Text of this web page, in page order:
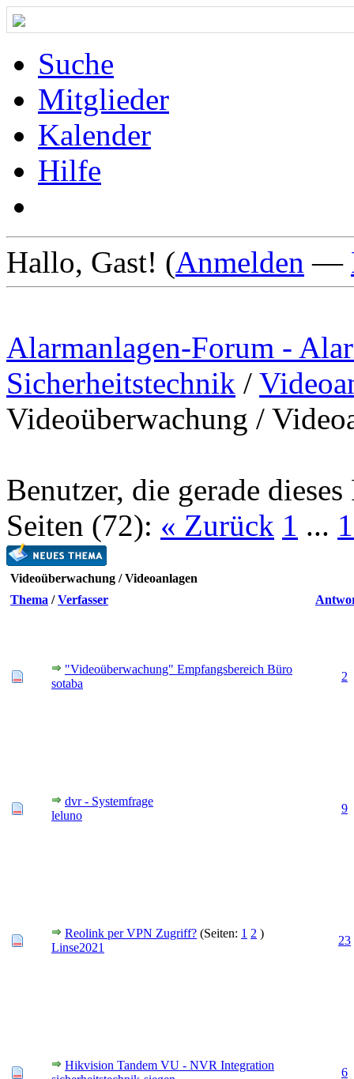
Suche
Mitglieder
Kalender
Hilfe
Hallo, Gast! (Anmelden —
Alarmanlagen-Forum -
Sicherheitstechnik /
Videoüberwachung /
Benutzer, die gerade
Seiten (72): « Zurück 1 ...
Videoüberwachung / Videoanlagen
Thema /Verfasser
"Videoüberwachung" Empfangsbereich Büro
sotaba
2
dvr - Systemfrage
leluno
9
Reolink per VPN Zugriff? (Seiten: 1 2 )
Linse2021
23
Hikvision Tandem VU - NVR Integration
6